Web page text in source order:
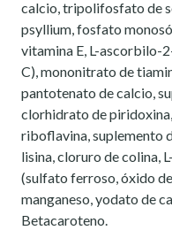
calcio, tripolifosfato de
psyllium, fosfato
vitamina E, L-ascorbilo-
C), mononitrato de
pantotenato de calcio,
clorhidrato de
riboflavina, suplemento
lisina, cloruro de colina,
(sulfato ferroso, óxido
manganeso, yodato de
Betacaroteno.